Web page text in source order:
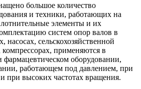
большое количество
и техники, работающих на
элементы и их
систем опор валов в
насосах, сельскохозяйственной
компрессорах, применяются в
оборудовании,
работающем под давлением, при
при высоких частотах вращения.